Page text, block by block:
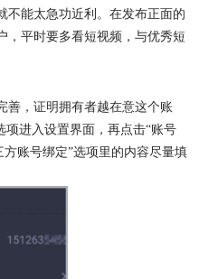
不能太急功近利。在发布正面的
，平时要多看短视频，与优秀短
善，证明拥有者越在意这个账
项进入设置界面，再点击“账号
方账号绑定”选项里的内容尽量填